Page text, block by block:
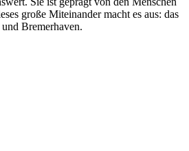
große Miteinander macht es aus: das
Bremerhaven.